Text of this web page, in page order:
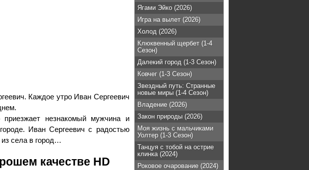
Ягами Эйко (2026)
Игра на вылет (2026)
Холод (2026)
Клюквенный щербет (1-4
Сезон)
Далекий город (1-3 Сезон)
Ковчег (1-3 Сезон)
Звездный путь: Странные
новые миры (1-4 Сезон)
Владение (2026)
Закон природы (2026)
Моя жизнь с мальчиками
Уолтер (1-3 Сезон)
Танцуя с тобой на острие
клинка (2024)
Роковое очарование (2024)
Каждое утро Иван Сергеевич
незнакомый мужчина и
Иван Сергеевич с радостью
села в город…
качестве HD